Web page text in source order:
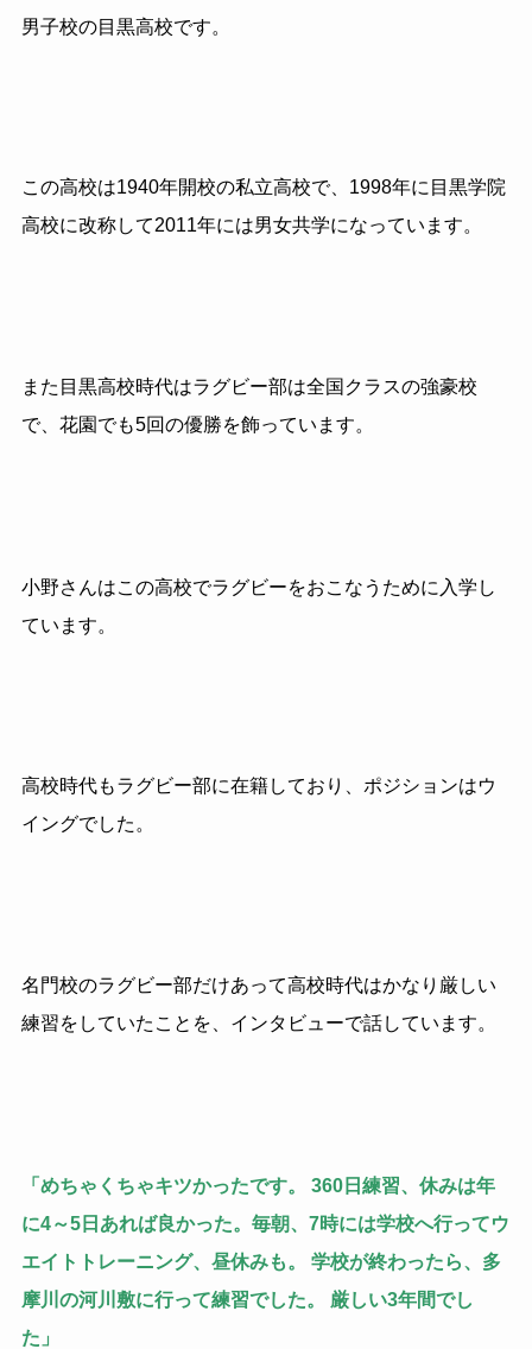
男子校の目黒高校です。
この高校は1940年開校の私立高校で、 1998年に目黒学院
高校に改称して2011年には男女共学になっています。
また目黒高校時代はラグビー部は全国クラスの強豪校
で、花園でも5回の優勝を飾っています。
小野さんはこの高校でラグビーをおこなうために入学し
ています。
高校時代もラグビー部に在籍しており、ポジションはウ
イングでした。
名門校のラグビー部だけあって高校時代はかなり厳しい
練習をしていたことを、インタビューで話しています。
「めちゃくちゃキツかったです。 360日練習、休みは年
に4～5日あれば良かった。毎朝、 7時には学校へ行ってウ
エイトトレーニング、昼休みも。 学校が終わったら、多
摩川の河川敷に行って練習でした。 厳しい3年間でし
た」